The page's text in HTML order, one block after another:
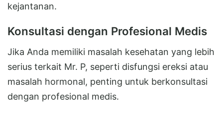
kejantanan.
Konsultasi dengan Profesional Medis
Jika Anda memiliki masalah kesehatan yang lebih
serius terkait Mr. P, seperti disfungsi ereksi atau
masalah hormonal, penting untuk berkonsultasi
dengan profesional medis.